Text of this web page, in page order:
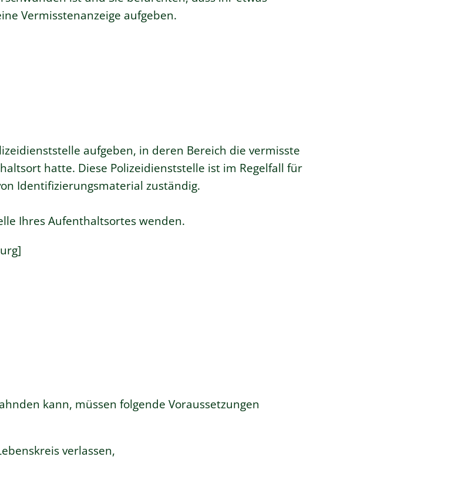
Vermisstenanzeige aufgeben.
aufgeben, in deren Bereich die vermisste
hatte. Diese Polizeidienststelle ist im Regelfall für
Identifizierungsmaterial zuständig.
Ihres Aufenthaltsortes wenden.
kann, müssen folgende Voraussetzungen
verlassen,